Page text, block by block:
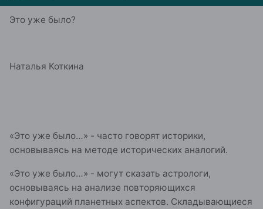
Это уже было?
Наталья Коткина
«Это уже было…» - часто говорят историки,
основываясь на методе исторических аналогий.
«Это уже было…» - могут сказать астрологи,
основываясь на анализе повторяющихся
конфигураций планетных аспектов. Складывающиеся